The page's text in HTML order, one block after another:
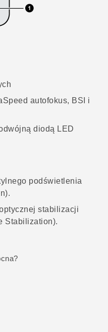
autofokus, BSI i
diodą LED
podświetlenia
stabilizacji
Stabilization).